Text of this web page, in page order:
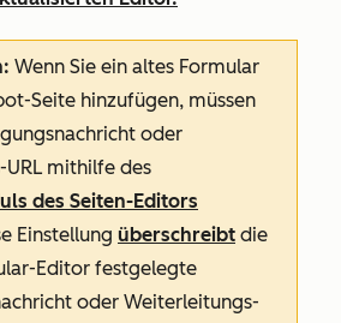
Wenn Sie ein altes Formular
Seite hinzufügen, müssen
oder
mithilfe des
des Seiten-Editors
Einstellung überschreibt die
Editor festgelegte
oder Weiterleitungs-